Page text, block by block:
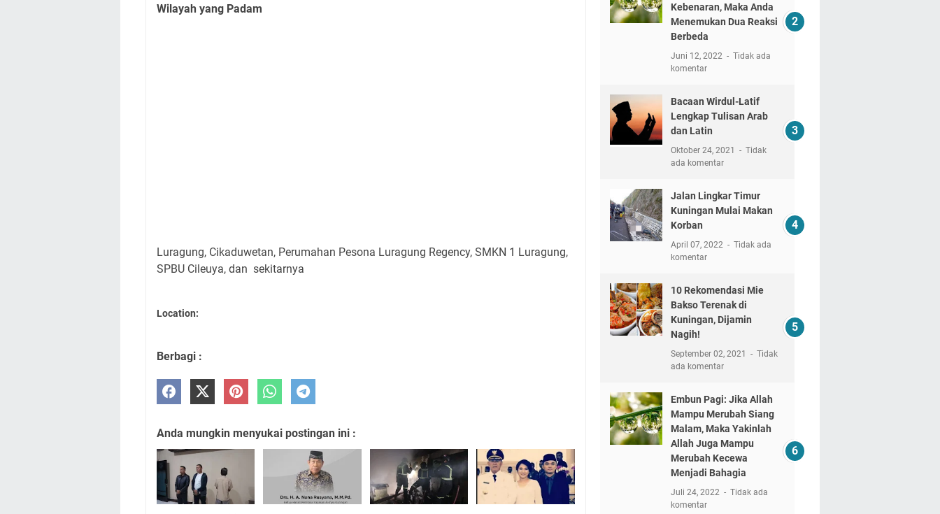
Wilayah yang Padam
Luragung, Cikaduwetan, Perumahan Pesona Luragung Regency, SMKN 1 Luragung,
SPBU Cileuya, dan sekitarnya
Location:
Berbagi :
Anda mungkin menyukai postingan ini :
Kebenaran, Maka Anda
Menemukan Dua Reaksi
Berbeda
Juni 12, 2022
Tidak ada
komentar
Bacaan Wirdul-Latif
Lengkap Tulisan Arab
dan Latin
Oktober 24, 2021
Tidak
ada komentar
Jalan Lingkar Timur
Kuningan Mulai Makan
Korban
April 07, 2022
Tidak ada
komentar
10 Rekomendasi Mie
Bakso Terenak di
Kuningan, Dijamin
Nagih!
September 02, 2021
Tidak
ada komentar
Embun Pagi: Jika Allah
Mampu Merubah Siang
Malam, Maka Yakinlah
Allah Juga Mampu
Merubah Kecewa
Menjadi Bahagia
Juli 24, 2022
Tidak ada
komentar